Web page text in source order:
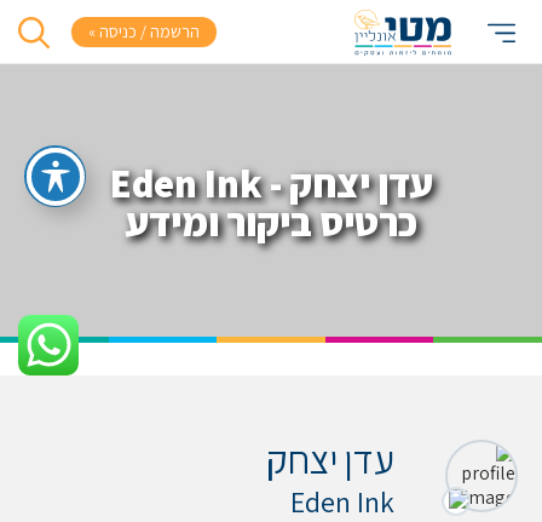
הרשמה / כניסה »
עדן יצחק - Eden Ink
כרטיס ביקור ומידע
עדן יצחק
Eden Ink